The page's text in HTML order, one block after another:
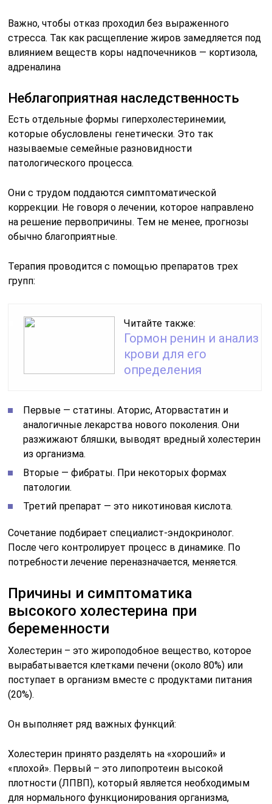
Важно, чтобы отказ проходил без выраженного
стресса. Так как расщепление жиров замедляется под
влиянием веществ коры надпочечников — кортизола,
адреналина
Неблагоприятная наследственность
Есть отдельные формы гиперхолестеринемии,
которые обусловлены генетически. Это так
называемые семейные разновидности
патологического процесса.
Они с трудом поддаются симптоматической
коррекции. Не говоря о лечении, которое направлено
на решение первопричины. Тем не менее, прогнозы
обычно благоприятные.
Терапия проводится с помощью препаратов трех
групп:
Читайте также:
Гормон ренин и анализ
крови для его
определения
Первые — статины. Аторис, Аторвастатин и
аналогичные лекарства нового поколения. Они
разжижают бляшки, выводят вредный холестерин
из организма.
Вторые — фибраты. При некоторых формах
патологии.
Третий препарат — это никотиновая кислота.
Сочетание подбирает специалист-эндокринолог.
После чего контролирует процесс в динамике. По
потребности лечение переназначается, меняется.
Причины и симптоматика
высокого холестерина при
беременности
Холестерин – это жироподобное вещество, которое
вырабатывается клетками печени (около 80%) или
поступает в организм вместе с продуктами питания
(20%).
Он выполняет ряд важных функций:
Холестерин принято разделять на «хороший» и
«плохой». Первый – это липопротеин высокой
плотности (ЛПВП), который является необходимым
для нормального функционирования организма,